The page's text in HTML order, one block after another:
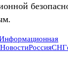
НовостиРоссияСНГ